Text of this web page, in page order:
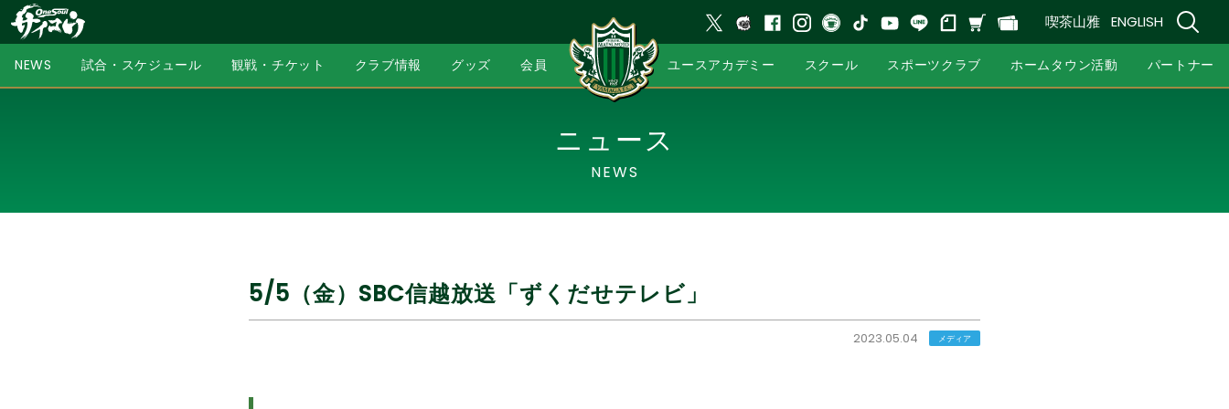
喫茶山雅 ENGLISH
NEWS 試合・スケジュール 観戦・チケット クラブ情報 グッズ 会員 ユースアカデミー スクール スポーツクラブ ホームタウン活動 パートナー
ニュース
NEWS
5/5（金）SBC信越放送「ずくだせテレビ」
2023.05.04 メディア